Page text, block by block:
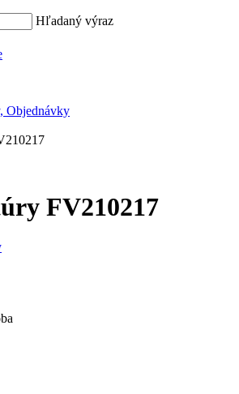
Hľadaný výraz
Objednávky
FV210217